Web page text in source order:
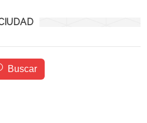
Buscar